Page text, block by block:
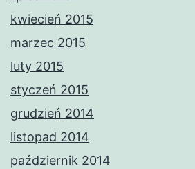
kwiecień 2015
marzec 2015
luty 2015
styczeń 2015
grudzień 2014
listopad 2014
październik 2014